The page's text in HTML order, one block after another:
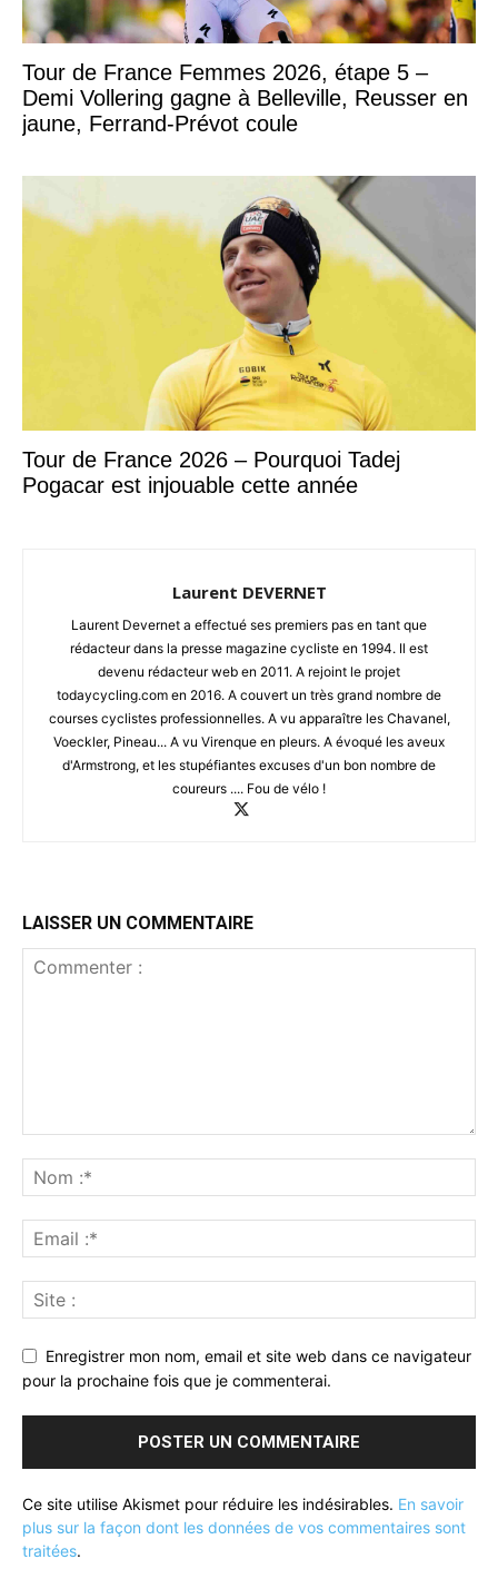
Tour de France Femmes 2026, étape 5 –
Demi Vollering gagne à Belleville, Reusser en
jaune, Ferrand-Prévot coule
Tour de France 2026 – Pourquoi Tadej
Pogacar est injouable cette année
Laurent DEVERNET
Laurent Devernet a effectué ses premiers pas en tant que
rédacteur dans la presse magazine cycliste en 1994. Il est
devenu rédacteur web en 2011. A rejoint le projet
todaycycling.com en 2016. A couvert un très grand nombre de
courses cyclistes professionnelles. A vu apparaître les Chavanel,
Voeckler, Pineau... A vu Virenque en pleurs. A évoqué les aveux
d'Armstrong, et les stupéfiantes excuses d'un bon nombre de
coureurs .... Fou de vélo !
LAISSER UN COMMENTAIRE
Enregistrer mon nom, email et site web dans ce navigateur
pour la prochaine fois que je commenterai.
Ce site utilise Akismet pour réduire les indésirables. En savoir
plus sur la façon dont les données de vos commentaires sont
traitées.